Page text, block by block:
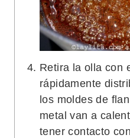
Retira la olla con
rápidamente
los moldes de
metal van a
tener contacto